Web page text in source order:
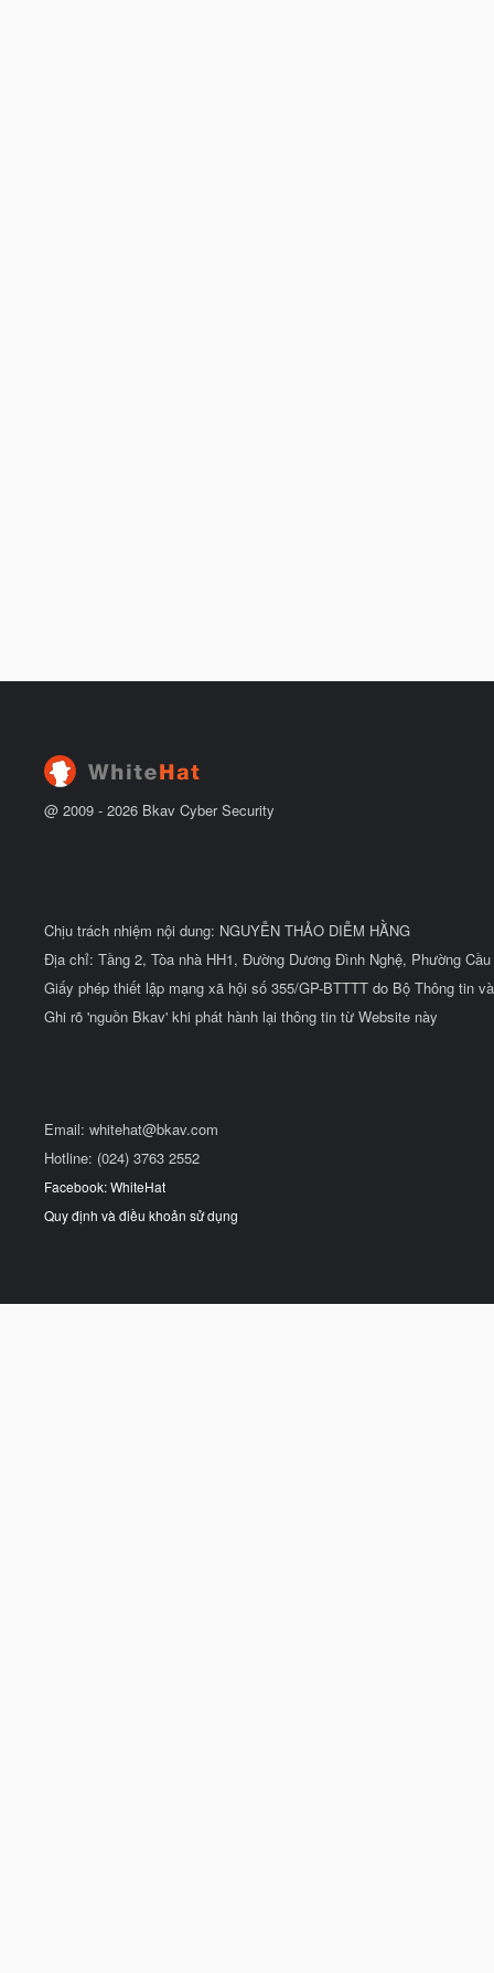
@ 2009 - 2026 Bkav Cyber Security
Chịu trách nhiệm nội dung: NGUYỄN THẢO DIỄM HẰNG
Địa chỉ: Tầng 2, Tòa nhà HH1, Đường Dương Đình Nghệ, Phường
Giấy phép thiết lập mạng xã hội số 355/GP-BTTTT do Bộ Thông tin
Ghi rõ 'nguồn Bkav' khi phát hành lại thông tin từ Website này
Email: whitehat@bkav.com
Hotline: (024) 3763 2552
Facebook: WhiteHat
Quy định và điều khoản sử dụng